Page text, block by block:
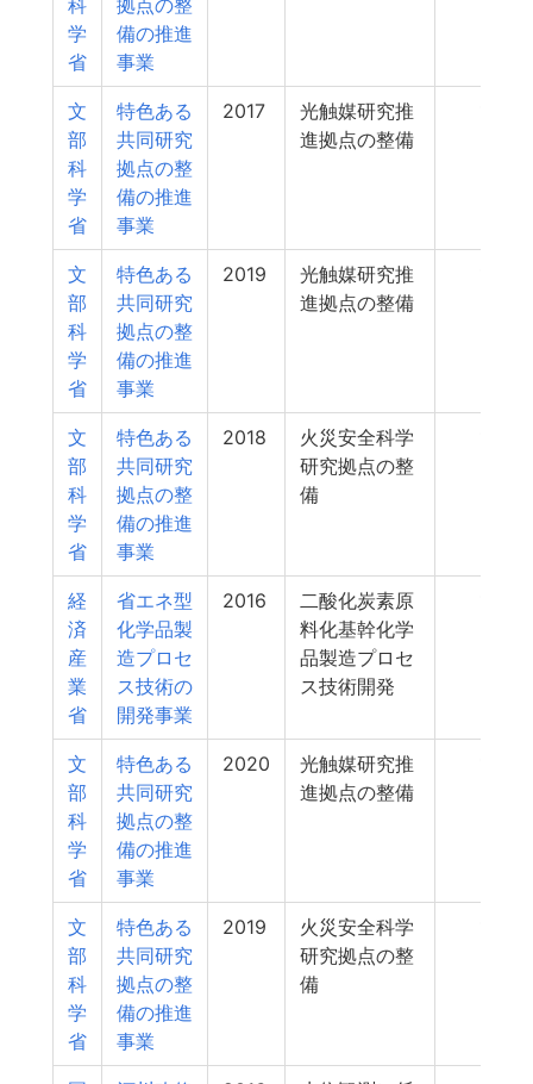
科
学
省
拠点の整
備の推進
事業
文
部
科
学
省
特色ある
共同研究
拠点の整
備の推進
事業
2017
光触媒研究推
進拠点の整備
文
部
科
学
省
特色ある
共同研究
拠点の整
備の推進
事業
2019
光触媒研究推
進拠点の整備
文
部
科
学
省
特色ある
共同研究
拠点の整
備の推進
事業
2018
火災安全科学
研究拠点の整
備
経
済
産
業
省
省エネ型
化学品製
造プロセ
ス技術の
開発事業
2016
二酸化炭素原
料化基幹化学
品製造プロセ
ス技術開発
文
部
科
学
省
特色ある
共同研究
拠点の整
備の推進
事業
2020
光触媒研究推
進拠点の整備
文
部
科
学
省
特色ある
共同研究
拠点の整
備の推進
事業
2019
火災安全科学
研究拠点の整
備